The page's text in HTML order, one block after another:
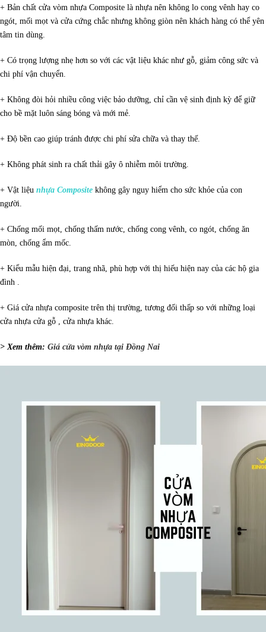
+ Bản chất cửa vòm nhựa Composite là nhựa nên không lo cong vênh hay co
ngót, mối mọt và cửa cứng chắc nhưng không giòn nên khách hàng có thể yên
tâm tin dùng.
+ Có trọng lượng nhẹ hơn so với các vật liệu khác như gỗ, giảm công sức và
chi phí vận chuyển.
+ Không đòi hỏi nhiều công việc bảo dưỡng, chỉ cần vệ sinh định kỳ để giữ
cho bề mặt luôn sáng bóng và mới mẻ.
+ Độ bền cao giúp tránh được chi phí sửa chữa và thay thế.
+ Không phát sinh ra chất thải gây ô nhiễm môi trường.
+ Vật liệu nhựa Composite không gây nguy hiểm cho sức khỏe của con
người.
+ Chống mối mọt, chống thấm nước, chống cong vênh, co ngót, chống ăn
mòn, chống ẩm mốc.
+ Kiểu mẫu hiện đại, trang nhã, phù hợp với thị hiếu hiện nay của các hộ gia
đình .
+ Giá cửa nhựa composite trên thị trường, tương đối thấp so với những loại
cửa nhựa cửa gỗ , cửa nhựa khác.
> Xem thêm: Giá cửa vòm nhựa tại Đồng Nai